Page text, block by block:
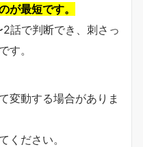
が最短です。
話で判断でき、刺さっ
す。
変動する場合がありま
ください。